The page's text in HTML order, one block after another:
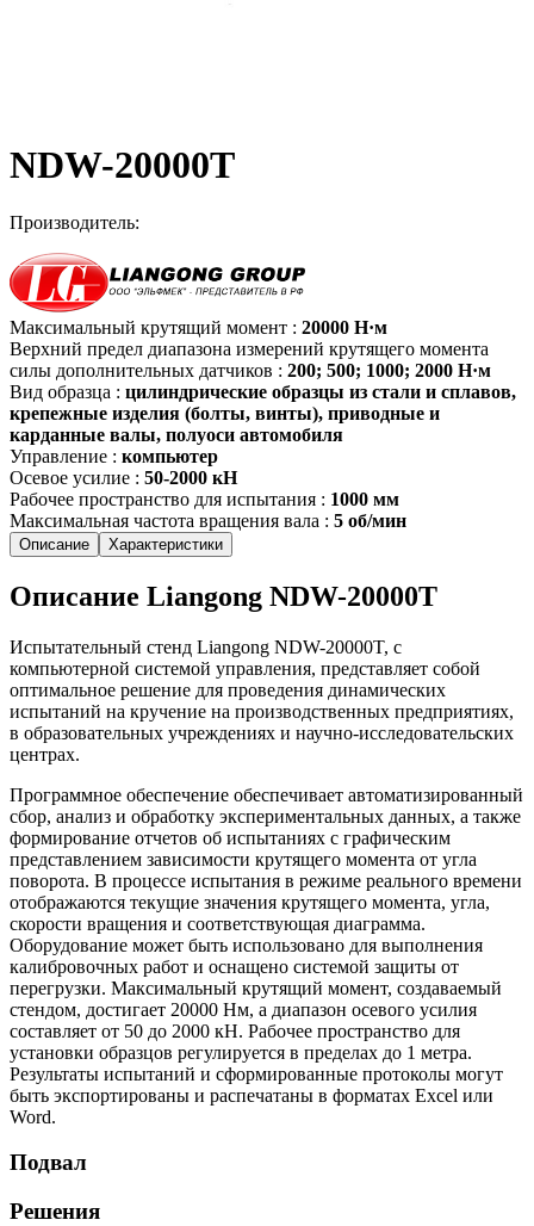
NDW-20000T
Производитель:
Максимальный крутящий момент : 20000 Н·м
Верхний предел диапазона измерений крутящего момента
силы дополнительных датчиков : 200; 500; 1000; 2000 Н·м
Вид образца : цилиндрические образцы из стали и сплавов,
крепежные изделия (болты, винты), приводные и
карданные валы, полуоси автомобиля
Управление : компьютер
Осевое усилие : 50-2000 кН
Рабочее пространство для испытания : 1000 мм
Максимальная частота вращения вала : 5 об/мин
Описание Характеристики
Описание Liangong NDW-20000T
Испытательный стенд Liangong NDW-20000T, с
компьютерной системой управления, представляет собой
оптимальное решение для проведения динамических
испытаний на кручение на производственных предприятиях,
в образовательных учреждениях и научно-исследовательских
центрах.
Программное обеспечение обеспечивает автоматизированный
сбор, анализ и обработку экспериментальных данных, а также
формирование отчетов об испытаниях с графическим
представлением зависимости крутящего момента от угла
поворота. В процессе испытания в режиме реального времени
отображаются текущие значения крутящего момента, угла,
скорости вращения и соответствующая диаграмма.
Оборудование может быть использовано для выполнения
калибровочных работ и оснащено системой защиты от
перегрузки. Максимальный крутящий момент, создаваемый
стендом, достигает 20000 Нм, а диапазон осевого усилия
составляет от 50 до 2000 кН. Рабочее пространство для
установки образцов регулируется в пределах до 1 метра.
Результаты испытаний и сформированные протоколы могут
быть экспортированы и распечатаны в форматах Excel или
Word.
Подвал
Решения